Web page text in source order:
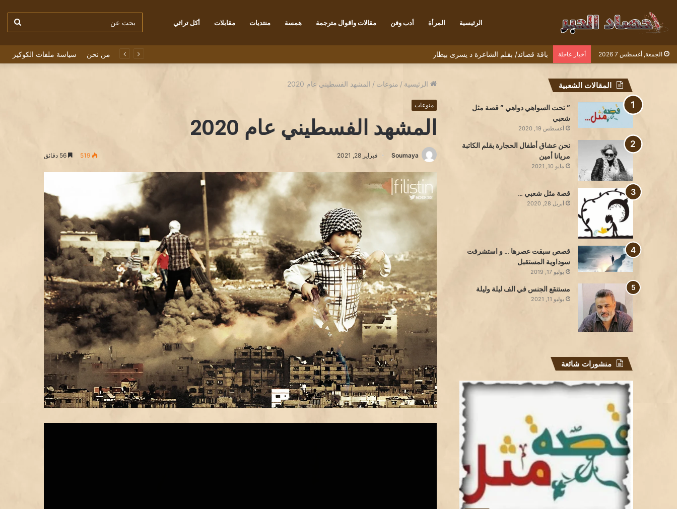
الرئيسية المرأة أدب وفن مقالات واقوال مترجمة همسة منتديات مقابلات أكل تراثي بحث
الجمعة, أغسطس 7 2026 أخبار عاجلة باقة قصائد/ بقلم الشاعرة د يسرى بيطار من نحن سياسة ملفات الكوكيز
الرئيسية / منوعات / المشهد الفسطيني عام 2020
منوعات
المشهد الفسطيني عام 2020
Soumaya فبراير 28, 2021 519
المقالات الشعبية
” تحت السواهي دواهي ” قصة مثل
شعبي
أغسطس 19, 2020
نحن عشاق أطفال الحجارة بقلم الكاتبة
مريانا أمين
مايو 10, 2021
قصة مثل شعبي …
أبريل 28, 2020
قصص سبقت عصرها … و استشرفت
سوداوية المستقبل
يوليو 17, 2019
مستنقع الجنس في الف ليلة وليلة
يوليو 11, 2021
منشورات شائعة